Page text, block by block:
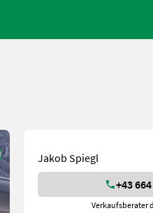
Jakob Spiegl
+43
Verkaufsberater